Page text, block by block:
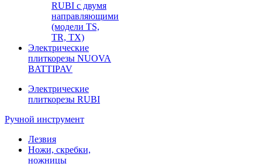
RUBI с двумя
направляющими
(модели TS,
TR, TX)
Электрические
плиткорезы NUOVA
BATTIPAV
Электрические
плиткорезы RUBI
Ручной инструмент
Лезвия
Ножи, скребки,
ножницы